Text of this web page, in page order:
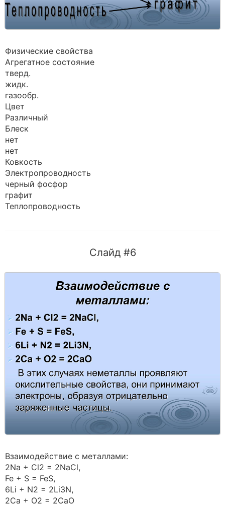
Физические свойства
Агрегатное состояние
тверд.
жидк.
газообр.
Цвет
Различный
Блеск
нет
нет
Ковкость
Электропроводность
черный фосфор
графит
Теплопроводность
Слайд #6
Взаимодействие с металлами:
2Na + Cl2 = 2NaCl,
Fe + S = FeS,
6Li + N2 = 2Li3N,
2Ca + O2 = 2CaO